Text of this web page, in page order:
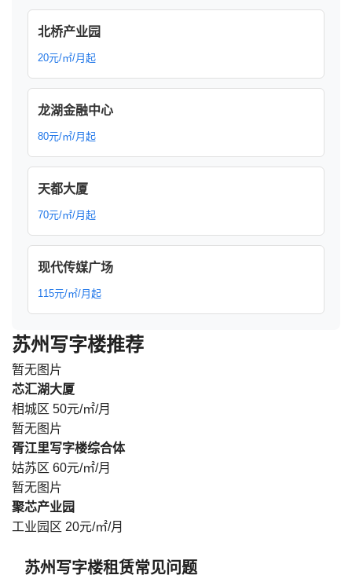
北桥产业园
20元/㎡/月起
龙湖金融中心
80元/㎡/月起
天都大厦
70元/㎡/月起
现代传媒广场
115元/㎡/月起
苏州写字楼推荐
暂无图片
芯汇湖大厦
相城区 50元/㎡/月
暂无图片
胥江里写字楼综合体
姑苏区 60元/㎡/月
暂无图片
聚芯产业园
工业园区 20元/㎡/月
苏州写字楼租赁常见问题